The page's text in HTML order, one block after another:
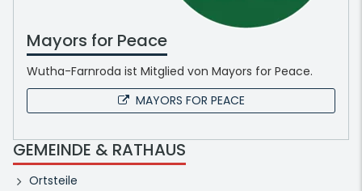
Mayors for Peace
Wutha-Farnroda ist Mitglied von Mayors for Peace.
MAYORS FOR PEACE
GEMEINDE & RATHAUS
Ortsteile